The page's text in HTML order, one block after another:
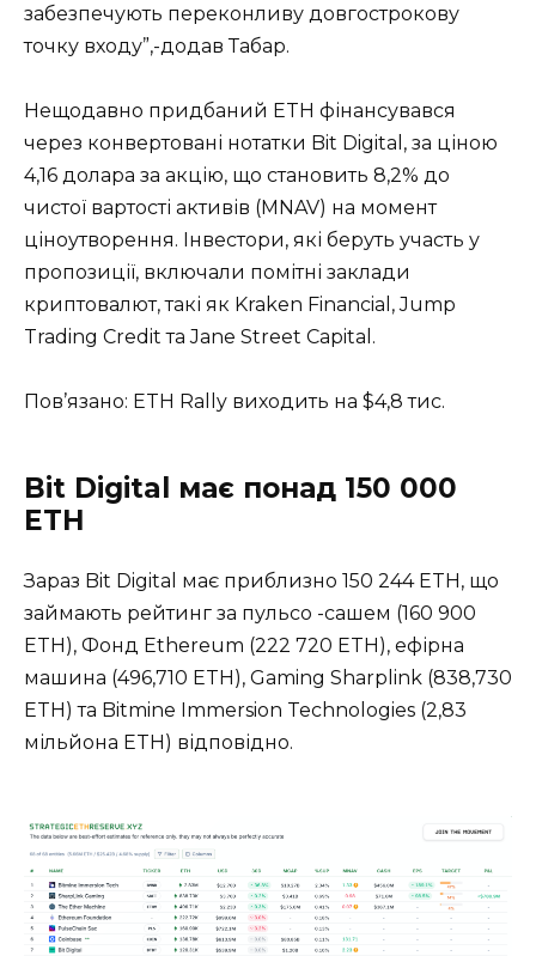
забезпечують переконливу довгострокову
точку входу”,-додав Табар.
Нещодавно придбаний ETH фінансувався
через конвертовані нотатки Bit Digital, за ціною
4,16 долара за акцію, що становить 8,2% до
чистої вартості активів (MNAV) на момент
ціноутворення. Інвестори, які беруть участь у
пропозиції, включали помітні заклади
криптовалют, такі як Kraken Financial, Jump
Trading Credit та Jane Street Capital.
Пов’язано: ETH Rally виходить на $4,8 тис.
Bit Digital має понад 150 000
ETH
Зараз Bit Digital має приблизно 150 244 ETH, що
займають рейтинг за пульсо -сашем (160 900
ETH), Фонд Ethereum (222 720 ETH), ефірна
машина (496,710 ETH), Gaming Sharplink (838,730
ETH) та Bitmine Immersion Technologies (2,83
мільйона ETH) відповідно.